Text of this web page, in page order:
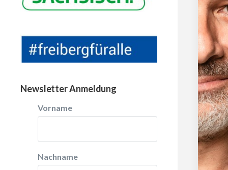
Newsletter Anmeldung
Vorname
Nachname